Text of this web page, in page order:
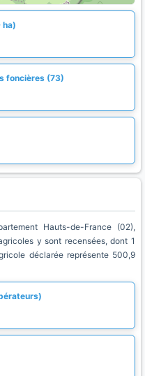
ha)
foncières (73)
Hauts-de-France (02),
y sont recensées, dont 1
déclarée représente 500,9